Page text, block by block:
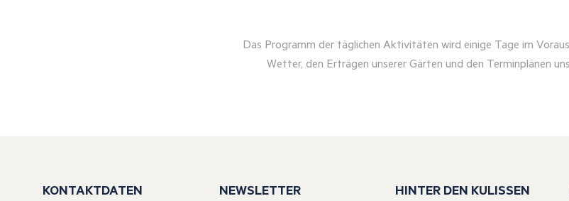
Das Programm der täglichen Aktivitäten wird einige Tage im
Wetter, den Erträgen unserer Gärten und den Terminplänen
KONTAKTDATEN NEWSLETTER
HINTER DEN KULISSEN